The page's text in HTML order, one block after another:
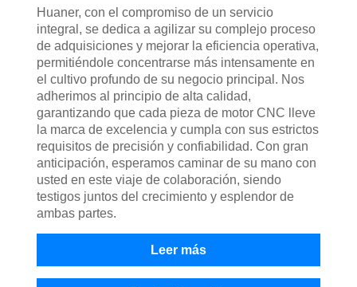
Huaner, con el compromiso de un servicio
integral, se dedica a agilizar su complejo proceso
de adquisiciones y mejorar la eficiencia operativa,
permitiéndole concentrarse más intensamente en
el cultivo profundo de su negocio principal. Nos
adherimos al principio de alta calidad,
garantizando que cada pieza de motor CNC lleve
la marca de excelencia y cumpla con sus estrictos
requisitos de precisión y confiabilidad. Con gran
anticipación, esperamos caminar de su mano con
usted en este viaje de colaboración, siendo
testigos juntos del crecimiento y esplendor de
ambas partes.
Leer más